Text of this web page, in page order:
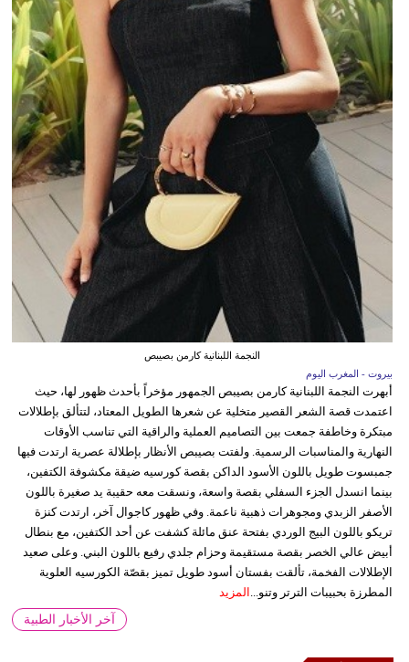
النجمة اللبنانية كارمن بصيبص
بيروت - المغرب اليوم
أبهرت النجمة اللبنانية كارمن بصيبص الجمهور مؤخراً بأحدث ظهور لها، حيث
اعتمدت قصة الشعر القصير متخلية عن شعرها الطويل المعتاد، لتتألق بإطلالات
مبتكرة وخاطفة جمعت بين التصاميم العملية والراقية التي تناسب الأوقات
النهارية والمناسبات الرسمية. ولفتت بصيبص الأنظار بإطلالة عصرية ارتدت فيها
جمبسوت طويل باللون الأسود الداكن بقصة كورسيه ضيقة مكشوفة الكتفين،
بينما انسدل الجزء السفلي بقصة واسعة، ونسقت معه حقيبة يد صغيرة باللون
الأصفر الزبدي ومجوهرات ذهبية ناعمة. وفي ظهور كاجوال آخر، ارتدت كنزة
تريكو باللون البيج الوردي بفتحة عنق مائلة كشفت عن أحد الكتفين، مع بنطال
أبيض عالي الخصر بقصة مستقيمة وحزام جلدي رفيع باللون البني. وعلى صعيد
الإطلالات الفخمة، تألقت بفستان أسود طويل تميز بقصّة الكورسيه العلوية
المطرزة بحبيبات الترتر وتنو... المزيد
آخر الأخبار الطبية